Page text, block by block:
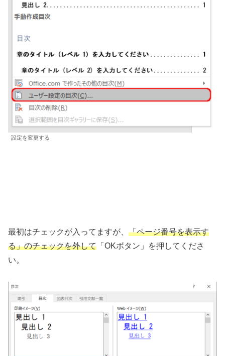
設定を変更する
最初はチェックが入ってますが、 「ページ番号を表示す
る」のチェックを外して 「OKボタン」を押してくださ
い。